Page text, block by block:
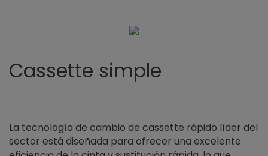
Cassette simple
La tecnología de cambio de cassette rápido líder del
sector está diseñada para ofrecer una excelente